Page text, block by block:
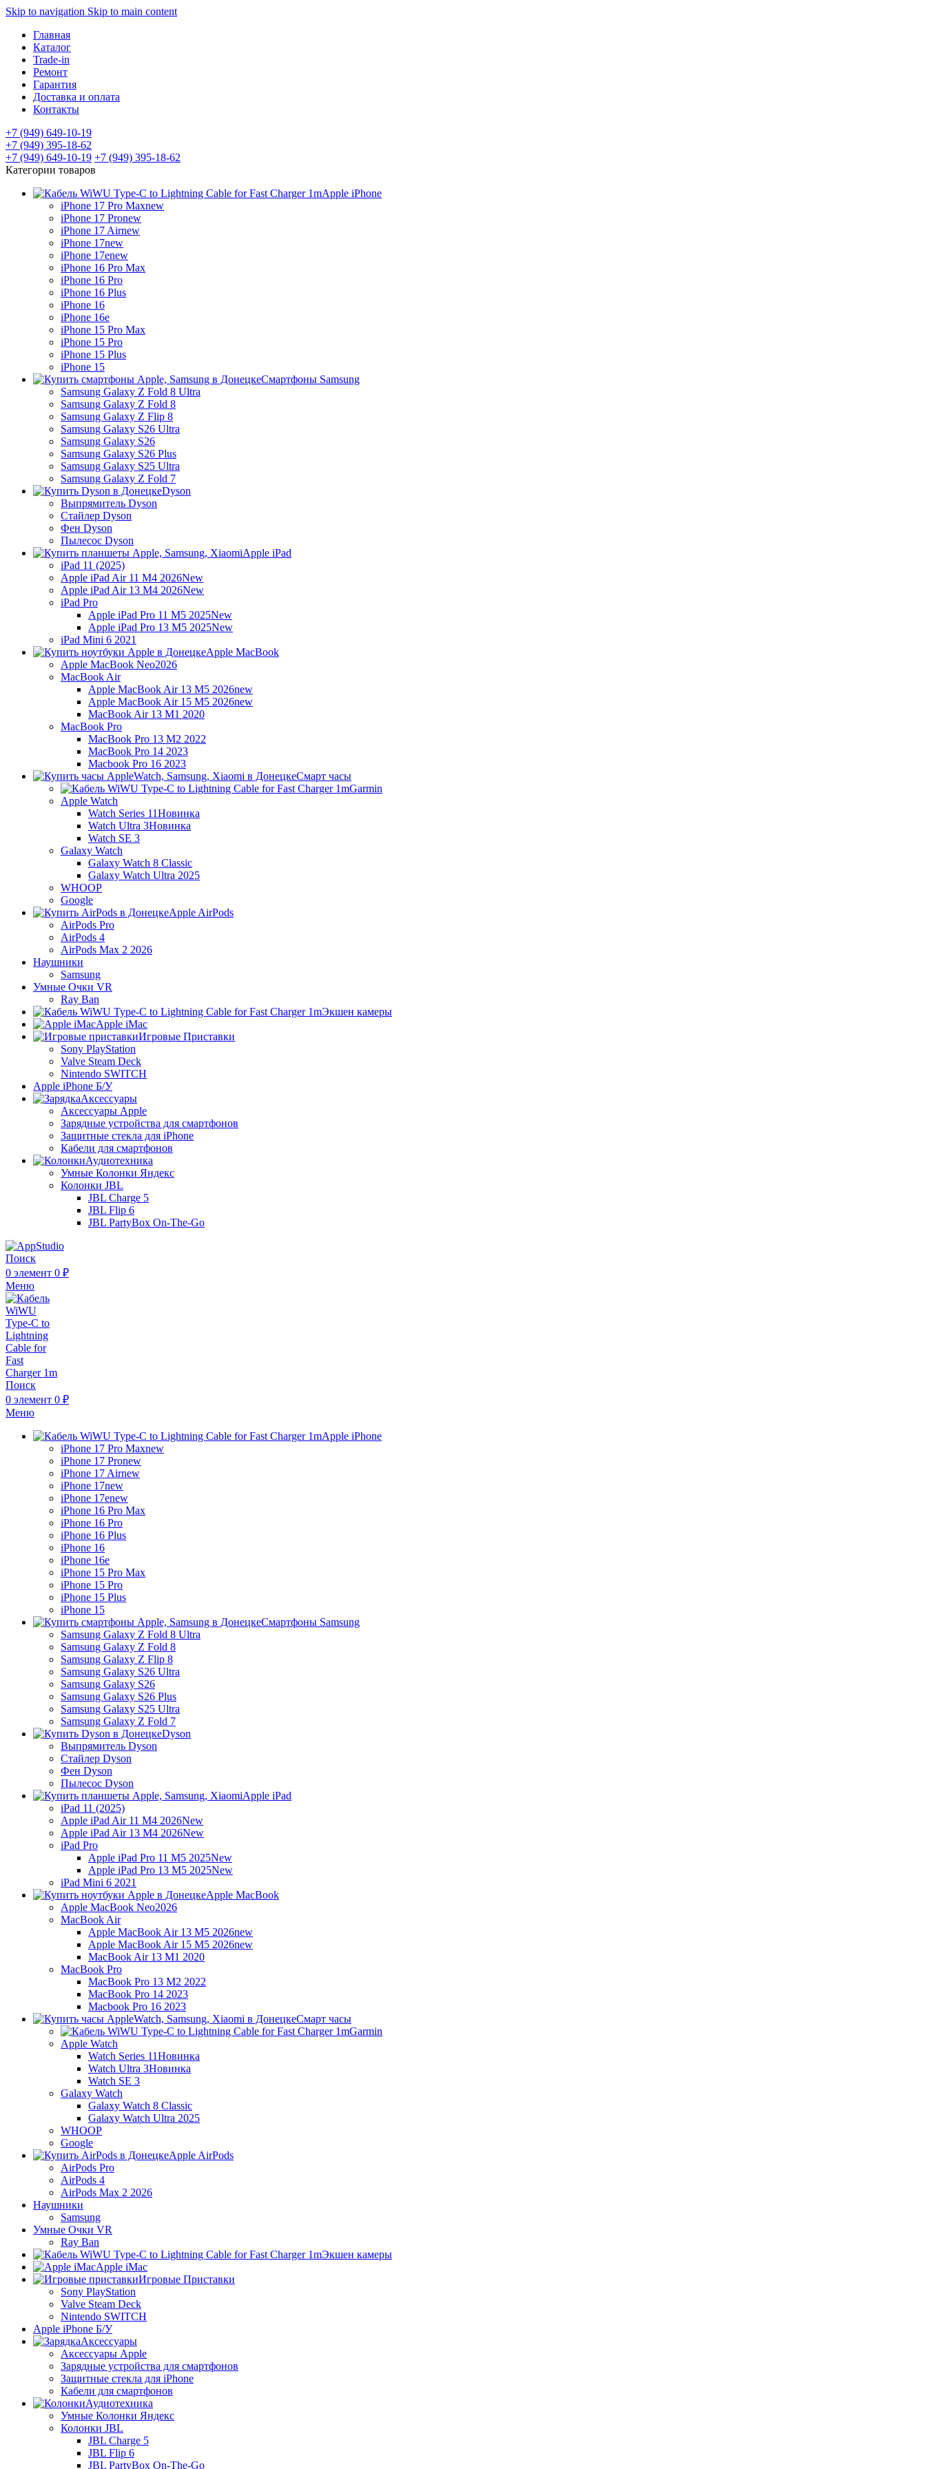
Skip to navigation Skip to main content
Главная
Каталог
Trade-in
Ремонт
Гарантия
Доставка и оплата
Контакты
+7 (949) 649-10-19
+7 (949) 395-18-62
+7 (949) 649-10-19 +7 (949) 395-18-62
Категории товаров
Apple iPhone
iPhone 17 Pro Maxnew
iPhone 17 Pronew
iPhone 17 Airnew
iPhone 17new
iPhone 17enew
iPhone 16 Pro Max
iPhone 16 Pro
iPhone 16 Plus
iPhone 16
iPhone 16e
iPhone 15 Pro Max
iPhone 15 Pro
iPhone 15 Plus
iPhone 15
Смартфоны Samsung
Samsung Galaxy Z Fold 8 Ultra
Samsung Galaxy Z Fold 8
Samsung Galaxy Z Flip 8
Samsung Galaxy S26 Ultra
Samsung Galaxy S26
Samsung Galaxy S26 Plus
Samsung Galaxy S25 Ultra
Samsung Galaxy Z Fold 7
Dyson
Выпрямитель Dyson
Стайлер Dyson
Фен Dyson
Пылесос Dyson
Apple iPad
iPad 11 (2025)
Apple iPad Air 11 M4 2026New
Apple iPad Air 13 M4 2026New
iPad Pro
Apple iPad Pro 11 M5 2025New
Apple iPad Pro 13 M5 2025New
iPad Mini 6 2021
Apple MacBook
Apple MacBook Neo2026
MacBook Air
Apple MacBook Air 13 M5 2026new
Apple MacBook Air 15 M5 2026new
MacBook Air 13 M1 2020
MacBook Pro
MacBook Pro 13 M2 2022
MacBook Pro 14 2023
Macbook Pro 16 2023
Смарт часы
Garmin
Apple Watch
Watch Series 11Новинка
Watch Ultra 3Новинка
Watch SE 3
Galaxy Watch
Galaxy Watch 8 Classic
Galaxy Watch Ultra 2025
WHOOP
Google
Apple AirPods
AirPods Pro
AirPods 4
AirPods Max 2 2026
Наушники
Samsung
Умные Очки VR
Ray Ban
Экшен камеры
Apple iMac
Игровые Приставки
Sony PlayStation
Valve Steam Deck
Nintendo SWITCH
Apple iPhone Б/У
Аксессуары
Аксессуары Apple
Зарядные устройства для смартфонов
Защитные стекла для iPhone
Кабели для смартфонов
Аудиотехника
Умные Колонки Яндекс
Колонки JBL
JBL Charge 5
JBL Flip 6
JBL PartyBox On-The-Go
Поиск
0 элемент 0 ₽
Меню
Поиск
0 элемент 0 ₽
Меню
Apple iPhone
iPhone 17 Pro Maxnew
iPhone 17 Pronew
iPhone 17 Airnew
iPhone 17new
iPhone 17enew
iPhone 16 Pro Max
iPhone 16 Pro
iPhone 16 Plus
iPhone 16
iPhone 16e
iPhone 15 Pro Max
iPhone 15 Pro
iPhone 15 Plus
iPhone 15
Смартфоны Samsung
Samsung Galaxy Z Fold 8 Ultra
Samsung Galaxy Z Fold 8
Samsung Galaxy Z Flip 8
Samsung Galaxy S26 Ultra
Samsung Galaxy S26
Samsung Galaxy S26 Plus
Samsung Galaxy S25 Ultra
Samsung Galaxy Z Fold 7
Dyson
Выпрямитель Dyson
Стайлер Dyson
Фен Dyson
Пылесос Dyson
Apple iPad
iPad 11 (2025)
Apple iPad Air 11 M4 2026New
Apple iPad Air 13 M4 2026New
iPad Pro
Apple iPad Pro 11 M5 2025New
Apple iPad Pro 13 M5 2025New
iPad Mini 6 2021
Apple MacBook
Apple MacBook Neo2026
MacBook Air
Apple MacBook Air 13 M5 2026new
Apple MacBook Air 15 M5 2026new
MacBook Air 13 M1 2020
MacBook Pro
MacBook Pro 13 M2 2022
MacBook Pro 14 2023
Macbook Pro 16 2023
Смарт часы
Garmin
Apple Watch
Watch Series 11Новинка
Watch Ultra 3Новинка
Watch SE 3
Galaxy Watch
Galaxy Watch 8 Classic
Galaxy Watch Ultra 2025
WHOOP
Google
Apple AirPods
AirPods Pro
AirPods 4
AirPods Max 2 2026
Наушники
Samsung
Умные Очки VR
Ray Ban
Экшен камеры
Apple iMac
Игровые Приставки
Sony PlayStation
Valve Steam Deck
Nintendo SWITCH
Apple iPhone Б/У
Аксессуары
Аксессуары Apple
Зарядные устройства для смартфонов
Защитные стекла для iPhone
Кабели для смартфонов
Аудиотехника
Умные Колонки Яндекс
Колонки JBL
JBL Charge 5
JBL Flip 6
JBL PartyBox On-The-Go